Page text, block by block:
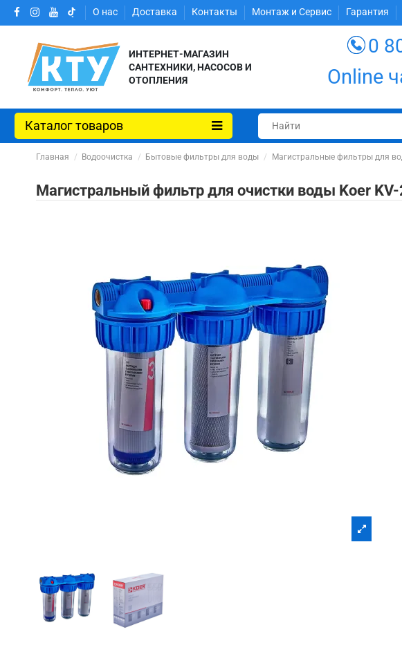
О нас Доставка Контакты Монтаж и Сервис Гарантия
ИНТЕРНЕТ-МАГАЗИН
САНТЕХНИКИ, НАСОСОВ И
ОТОПЛЕНИЯ
0
Online
Каталог товаров
Главная Водоочистка Бытовые фильтры для воды Магистральные фильтры для
Магистральный фильтр для очистки воды Koer